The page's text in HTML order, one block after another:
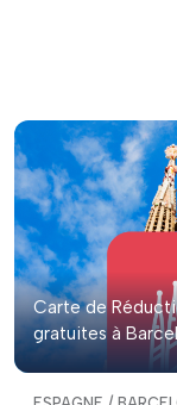
Carte de
gratuites à